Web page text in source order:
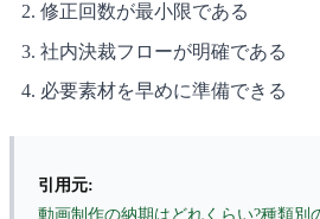
修正回数が最小限である
社内決裁フローが明確である
必要素材を早めに準備できる
引用元:
動画制作の納期はどれくらい?種類別